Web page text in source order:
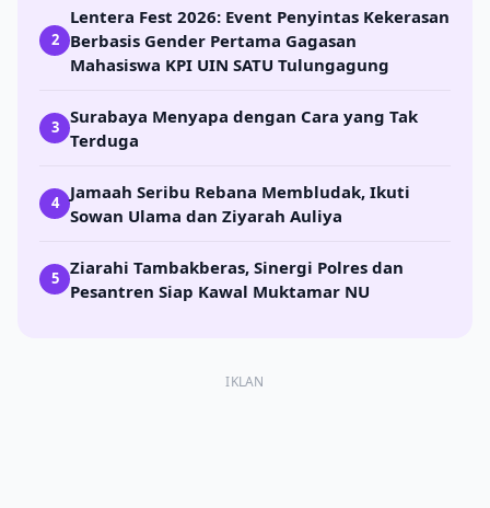
2
Lentera Fest 2026: Event Penyintas Kekerasan
Berbasis Gender Pertama Gagasan
Mahasiswa KPI UIN SATU Tulungagung
3
Surabaya Menyapa dengan Cara yang Tak
Terduga
4
Jamaah Seribu Rebana Membludak, Ikuti
Sowan Ulama dan Ziyarah Auliya
5
Ziarahi Tambakberas, Sinergi Polres dan
Pesantren Siap Kawal Muktamar NU
IKLAN